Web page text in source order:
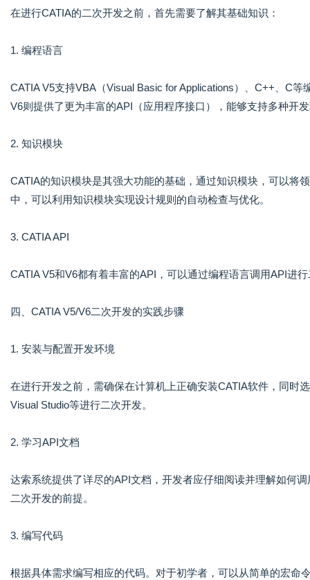
在进行CATIA的二次开发之前，首先需要了解其基础知识：
1. 编程语言
CATIA V5支持VBA（Visual Basic for Applications）、C++、C
V6则提供了更为丰富的API（应用程序接口），能够支持多种开
2. 知识模块
CATIA的知识模块是其强大功能的基础，通过知识模块，可以将
中，可以利用知识模块实现设计规则的自动检查与优化。
3. CATIA API
CATIA V5和V6都有着丰富的API，可以通过编程语言调用API进
四、CATIA V5/V6二次开发的实践步骤
1. 安装与配置开发环境
在进行开发之前，需确保在计算机上正确安装CATIA软件，同时
Visual Studio等进行二次开发。
2. 学习API文档
达索系统提供了详尽的API文档，开发者应仔细阅读并理解如何
二次开发的前提。
3. 编写代码
根据具体需求编写相应的代码。对于初学者，可以从简单的宏命